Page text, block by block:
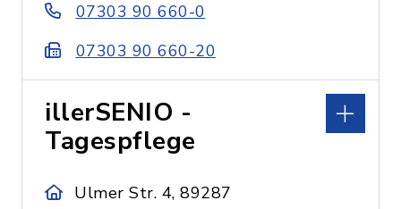
07303 90 660-0
07303 90 660-20
illerSENIO -
Tagespflege
Ulmer Str. 4, 89287